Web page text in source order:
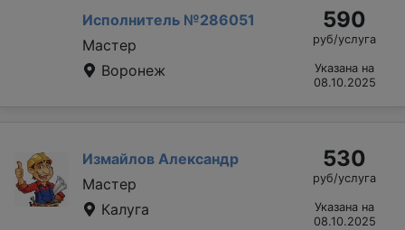
Исполнитель №286051
Мастер
Воронеж
590
руб/услуга
Указана на
08.10.2025
Измайлов Александр
Мастер
Калуга
530
руб/услуга
Указана на
08.10.2025